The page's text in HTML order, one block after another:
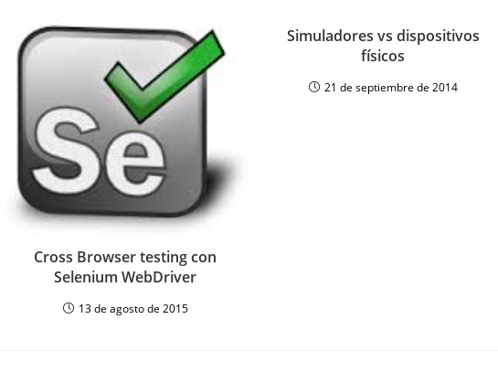
Cross Browser testing con
Selenium WebDriver
13 de agosto de 2015
Simuladores vs dispositivos
físicos
21 de septiembre de 2014